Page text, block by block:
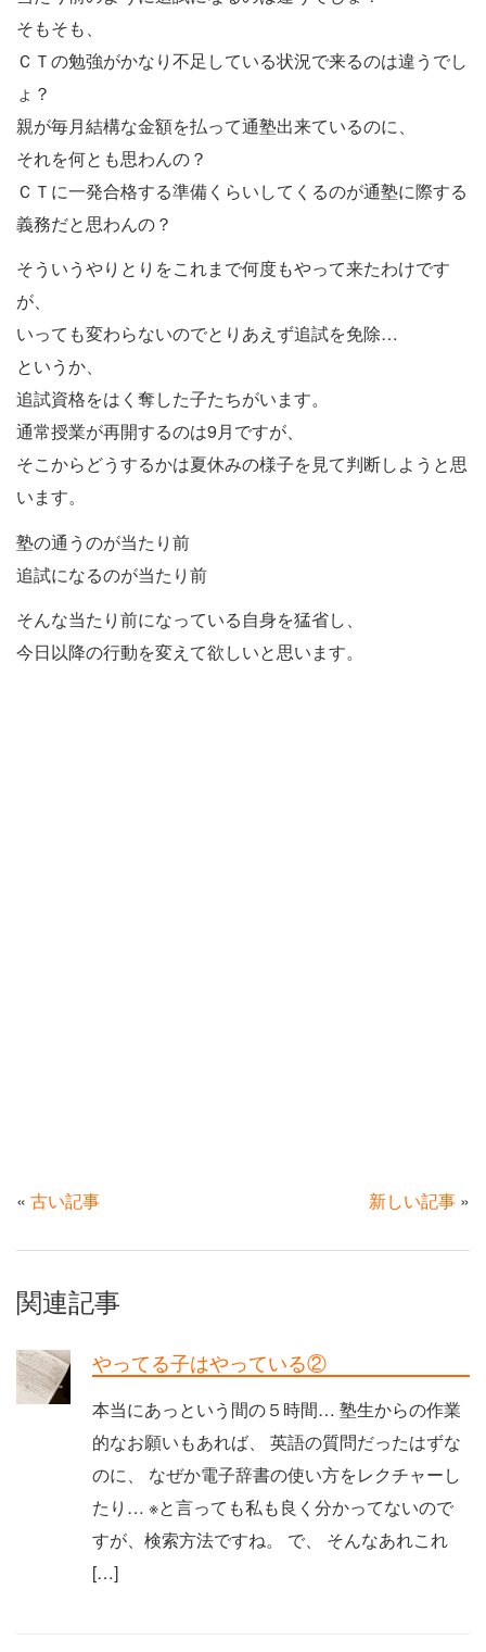
そもそも、
ＣＴの勉強がかなり不足している状況で来るのは違うでし
ょ？
親が毎月結構な金額を払って通塾出来ているのに、
それを何とも思わんの？
ＣＴに一発合格する準備くらいしてくるのが通塾に際する
義務だと思わんの？
そういうやりとりをこれまで何度もやって来たわけです
が、
いっても変わらないのでとりあえず追試を免除…
というか、
追試資格をはく奪した子たちがいます。
通常授業が再開するのは9月ですが、
そこからどうするかは夏休みの様子を見て判断しようと思
います。
塾の通うのが当たり前
追試になるのが当たり前
そんな当たり前になっている自身を猛省し、
今日以降の行動を変えて欲しいと思います。
« 古い記事 新しい記事 »
関連記事
やってる子はやっている②
本当にあっという間の５時間… 塾生からの作業
的なお願いもあれば、 英語の質問だったはずな
のに、 なぜか電子辞書の使い方をレクチャーし
たり… ※と言っても私も良く分かってないので
すが、検索方法ですね。 で、 そんなあれこれ
[…]